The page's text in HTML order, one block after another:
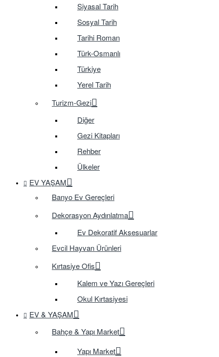
Siyasal Tarih
Sosyal Tarih
Tarihi Roman
Türk-Osmanlı
Türkiye
Yerel Tarih
Turizm-Gezi
Diğer
Gezi Kitapları
Rehber
Ülkeler
EV YAŞAM
Banyo Ev Gereçleri
Dekorasyon Aydınlatma
Ev Dekoratif Aksesuarlar
Evcil Hayvan Ürünleri
Kırtasiye Ofis
Kalem ve Yazı Gereçleri
Okul Kırtasiyesi
EV & YAŞAM
Bahçe & Yapı Market
Yapı Market